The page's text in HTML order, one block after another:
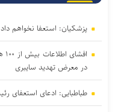
پزشکیان: استعفا نخواهم
در معرض تهدید سایبری
طباطبایی: ادعای